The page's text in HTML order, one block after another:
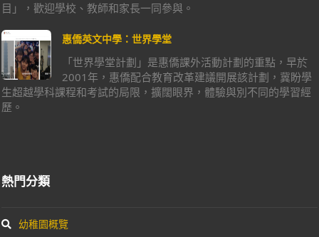
目」，歡迎學校、教師和家長一同參與。
惠僑英文中學：世界學堂
「世界學堂計劃」是惠僑課外活動計劃的重點，早於
2001年，惠僑配合教育改革建議開展該計劃，冀盼學
生超越學科課程和考試的局限，擴闊眼界，體驗與別不同的學習經
歷。
熱門分類
幼稚園概覽